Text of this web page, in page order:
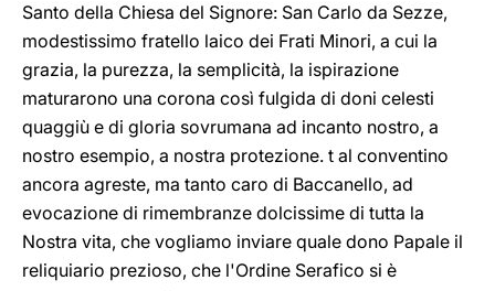
Santo della Chiesa del Signore: San Carlo da Sezze,
modestissimo fratello laico dei Frati Minori, a cui la
grazia, la purezza, la semplicità, la ispirazione
maturarono una corona così fulgida di doni celesti
quaggiù e di gloria sovrumana ad incanto nostro, a
nostro esempio, a nostra protezione. t al conventino
ancora agreste, ma tanto caro di Baccanello, ad
evocazione di rimembranze dolcissime di tutta la
Nostra vita, che vogliamo inviare quale dono Papale il
reliquiario prezioso, che l'Ordine Serafico si è